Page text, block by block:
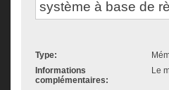
système à base de
Type:
Informations
complémentaires:
Le